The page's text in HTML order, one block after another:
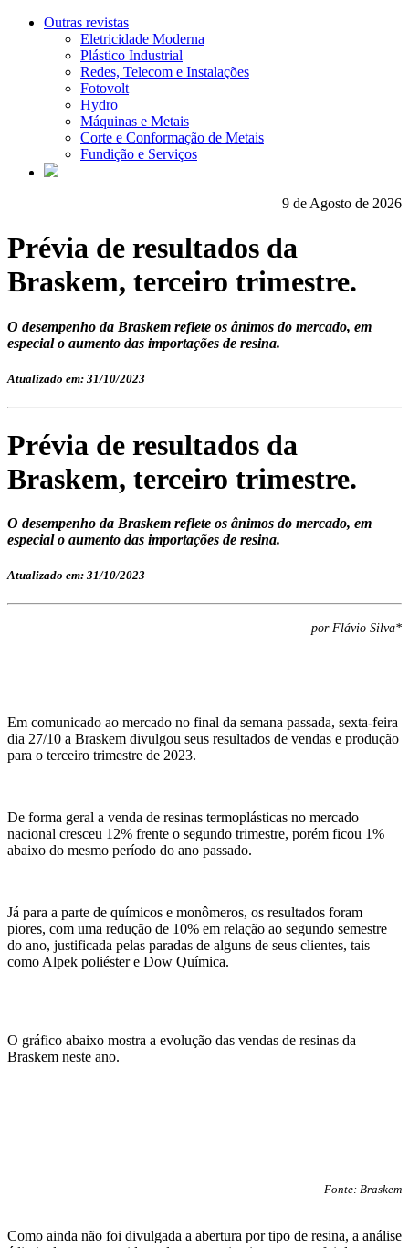
Outras revistas
Eletricidade Moderna
Plástico Industrial
Redes, Telecom e Instalações
Fotovolt
Hydro
Máquinas e Metais
Corte e Conformação de Metais
Fundição e Serviços
9 de Agosto de 2026
Prévia de resultados da
Braskem, terceiro trimestre.
O desempenho da Braskem reflete os ânimos do mercado, em
especial o aumento das importações de resina.
Atualizado em: 31/10/2023
Prévia de resultados da
Braskem, terceiro trimestre.
O desempenho da Braskem reflete os ânimos do mercado, em
especial o aumento das importações de resina.
Atualizado em: 31/10/2023
por Flávio Silva*
Em comunicado ao mercado no final da semana passada, sexta-feira
dia 27/10 a Braskem divulgou seus resultados de vendas e produção
para o terceiro trimestre de 2023.
De forma geral a venda de resinas termoplásticas no mercado
nacional cresceu 12% frente o segundo trimestre, porém ficou 1%
abaixo do mesmo período do ano passado.
Já para a parte de químicos e monômeros, os resultados foram
piores, com uma redução de 10% em relação ao segundo semestre
do ano, justificada pelas paradas de alguns de seus clientes, tais
como Alpek poliéster e Dow Química.
O gráfico abaixo mostra a evolução das vendas de resinas da
Braskem neste ano.
Fonte: Braskem
Como ainda não foi divulgada a abertura por tipo de resina, a análise